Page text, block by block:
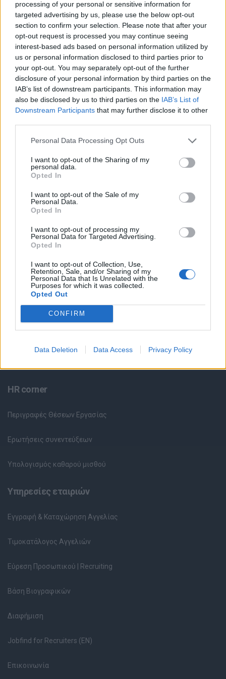
processing of your personal or sensitive information for
targeted advertising by us, please use the below opt-out
section to confirm your selection. Please note that after your
opt-out request is processed you may continue seeing
interest-based ads based on personal information utilized by
us or personal information disclosed to third parties prior to
your opt-out. You may separately opt-out of the further
disclosure of your personal information by third parties on the
IAB’s list of downstream participants. This information may
also be disclosed by us to third parties on the IAB’s List of
Downstream Participants that may further disclose it to other
Personal Data Processing Opt Outs
I want to opt-out of the Sharing of my
personal data.
Opted In
I want to opt-out of the Sale of my
Personal Data.
Opted In
I want to opt-out of processing my
Personal Data for Targeted Advertising.
Opted In
I want to opt-out of Collection, Use,
Retention, Sale, and/or Sharing of my
Personal Data that Is Unrelated with the
Purposes for which it was collected.
Opted Out
CONFIRM
Data Deletion Data Access Privacy Policy
Ασφάλιση
Μισθός 1.600€ - 1900€ αναλόγως την προϋπηρεσία
Όλες οι Θέσεις Εργασίας
Θέσεις Εργασίας ανά Ειδικότητα
Θέσεις Εργασίας ανά Εταιρεία
Κέντρο Βοήθειας
Υπηρεσίες υποψηφίων
HR corner
Περιγραφές Θέσεων Εργασίας
Ερωτήσεις συνεντεύξεων
Υπολογισμός καθαρού μισθού
Υπηρεσίες εταιριών
Εγγραφή & Καταχώρηση Αγγελίας
Τιμοκατάλογος Αγγελιών
Εύρεση Προσωπικού | Recruiting
Βάση Βιογραφικών
Διαφήμιση
Jobfind for Recruiters (EN)
Επικοινωνία